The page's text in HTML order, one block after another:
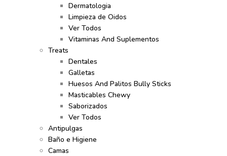
Dermatologia
Limpieza de Oidos
Ver Todos
Vitaminas And Suplementos
Treats
Dentales
Galletas
Huesos And Palitos Bully Sticks
Masticables Chewy
Saborizados
Ver Todos
Antipulgas
Baño e Higiene
Camas